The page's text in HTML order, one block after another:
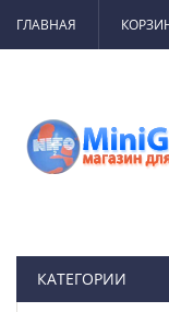
ГЛАВНАЯ
КАТЕГОРИИ